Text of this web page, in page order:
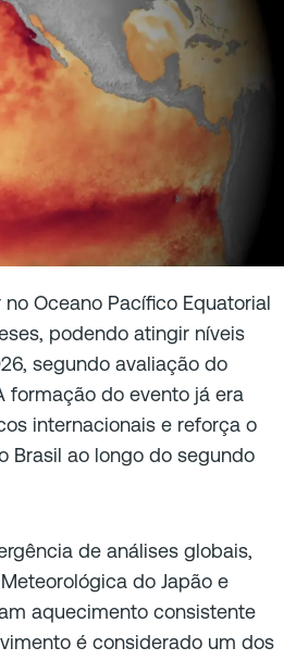
Oceano Pacífico Equatorial
podendo atingir níveis
segundo avaliação do
formação do evento já era
internacionais e reforça o
Brasil ao longo do segundo
de análises globais,
do Japão e
aquecimento consistente
é considerado um dos